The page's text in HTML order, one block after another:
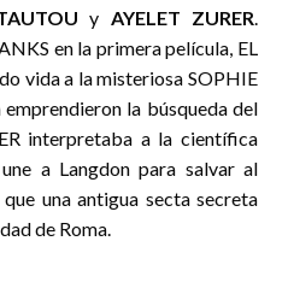
y AYELET ZURER
en la primera película, EL
vida a la misteriosa SOPHIE
la búsqueda del
interpretaba a la científica
a Langdon para salvar al
una antigua secta secreta
de Roma.